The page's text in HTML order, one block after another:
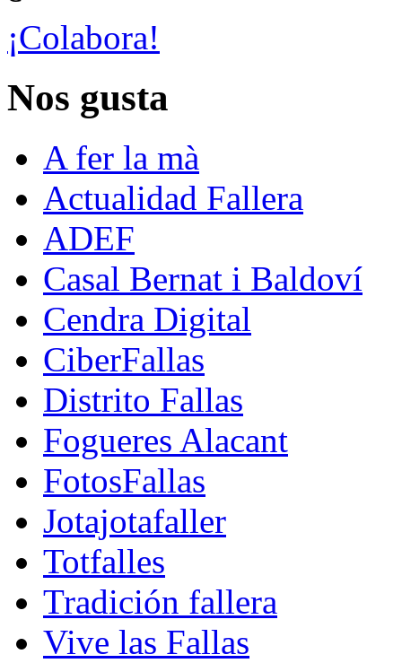
¡Colabora!
Nos gusta
A fer la mà
Actualidad Fallera
ADEF
Casal Bernat i Baldoví
Cendra Digital
CiberFallas
Distrito Fallas
Fogueres Alacant
FotosFallas
Jotajotafaller
Totfalles
Tradición fallera
Vive las Fallas